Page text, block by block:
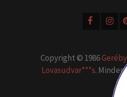
Copyright © 1986
Lovasudvar***s. Minden